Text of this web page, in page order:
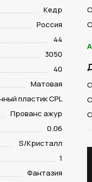
Кедр
Россия
44
3050
40
Матовая
пластик CPL
Прованс ажур
0.06
S/Кристалл
1
Фантазия